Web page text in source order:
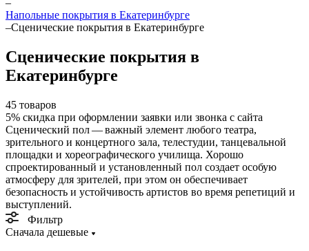
–
Напольные покрытия в Екатеринбурге
–Сценические покрытия в Екатеринбурге
Сценические покрытия в
Екатеринбурге
45 товаров
5% скидка при оформлении заявки или звонка с сайта
Сценический пол — важный элемент любого театра,
зрительного и концертного зала, телестудии, танцевальной
площадки и хореографического училища. Хорошо
спроектированный и установленный пол создает особую
атмосферу для зрителей, при этом он обеспечивает
безопасность и устойчивость артистов во время репетиций и
выступлений.
Фильтр
Сначала дешевые